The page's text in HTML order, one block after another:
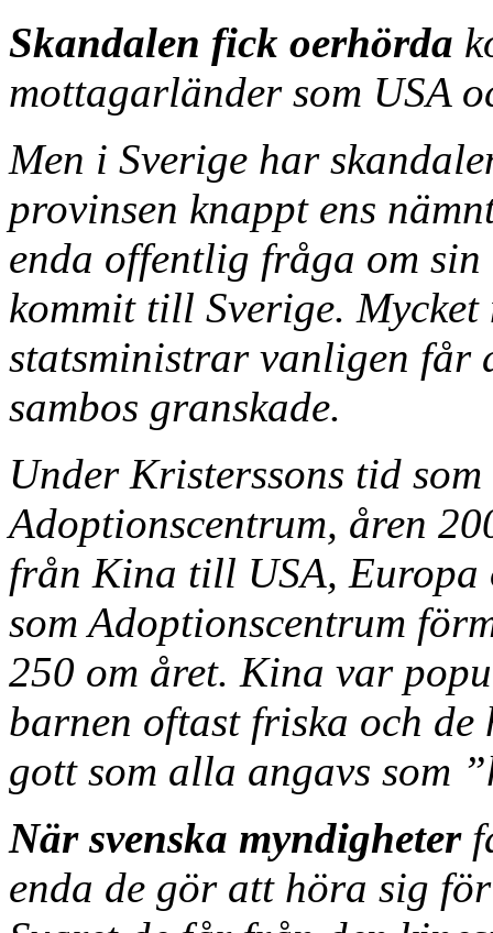
Skandalen fick oerhörda
mottagarländer som USA
Men i Sverige har
provinsen knappt ens
enda offentlig fråga om
kommit till Sverige.
statsministrar vanligen får
sambos granskade.
Under Kristerssons tid
Adoptionscentrum, åren
från Kina till USA, Europa
som Adoptionscentrum
250 om året. Kina var
barnen oftast friska och de
gott som alla angavs som
När svenska myndigheter
enda de gör att höra sig